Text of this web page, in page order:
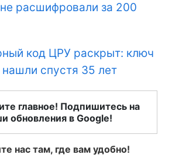
расшифровали за 200
код ЦРУ раскрыт: ключ
спустя 35 лет
главное! Подпишитесь на
обновления в Google!
нас там, где вам удобно!